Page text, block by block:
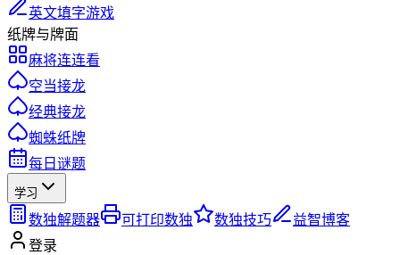
英文填字游戏
纸牌与牌面
麻将连连看
空当接龙
经典接龙
蜘蛛纸牌
每日谜题
学习
数独解题器 可打印数独 数独技巧
益智博客
登录